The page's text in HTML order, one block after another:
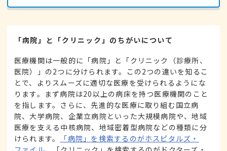
「病院」と「クリニック」のちがいについて
医療機関は一般的に「病院」と「クリニック（診療所、
医院）」の2つに分けられます。この2つの違いを知るこ
とで、よりスムーズに適切な医療を受けられるようにな
ります。まず病院は20以上の病床を持つ医療機関のこと
を指します。さらに、先進的な医療に取り組む国立病
院、大学病院、企業立病院といった大規模病院や、地域
医療を支える中核病院、地域密着型病院などの種類に分
けられます。
「病院」を検索するのがホスピタルズ・